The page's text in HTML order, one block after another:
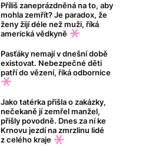
Příliš zaneprázdněná na to, aby
mohla zemřít? Je paradox, že
ženy žijí déle než muži, říká
americká vědkyně
Pasťáky nemají v dnešní době
existovat. Nebezpečné děti
patří do vězení, říká odbornice
Jako tatérka přišla o zakázky,
nečekaně jí zemřel manžel,
přišly povodně. Dnes za ní ke
Krnovu jezdí na zmrzlinu lidé
z celého kraje